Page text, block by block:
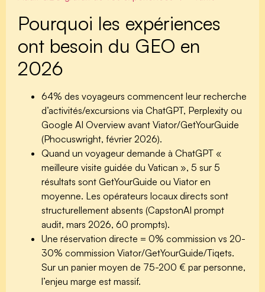
Pourquoi les expériences
ont besoin du GEO en
2026
64% des voyageurs commencent leur recherche
d’activités/excursions via ChatGPT, Perplexity ou
Google AI Overview avant Viator/GetYourGuide
(Phocuswright, février 2026).
Quand un voyageur demande à ChatGPT «
meilleure visite guidée du Vatican », 5 sur 5
résultats sont GetYourGuide ou Viator en
moyenne. Les opérateurs locaux directs sont
structurellement absents (CapstonAI prompt
audit, mars 2026, 60 prompts).
Une réservation directe = 0% commission vs 20-
30% commission Viator/GetYourGuide/Tiqets.
Sur un panier moyen de 75-200 € par personne,
l’enjeu marge est massif.